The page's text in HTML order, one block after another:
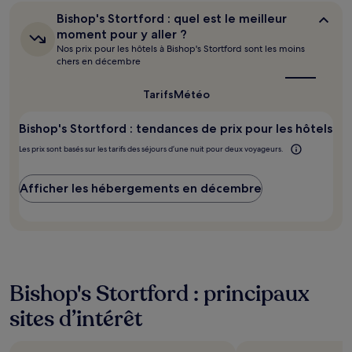
conditions
supplémentaires
peuvent
Bishop's
Stortford :
quel
est
le
aller ?
Bishop's Stortford : quel est le meilleur
moment pour y aller ?
Nos prix pour les hôtels à Bishop's Stortford sont les moins
chers en décembre
TarifsMétéo
Bishop's Stortford : tendances de prix pour les hôtels
Les prix sont basés sur les tarifs des séjours d’une nuit pour deux voyageurs.
Afficher les hébergements en décembre
Bishop's Stortford : principaux
sites d’intérêt